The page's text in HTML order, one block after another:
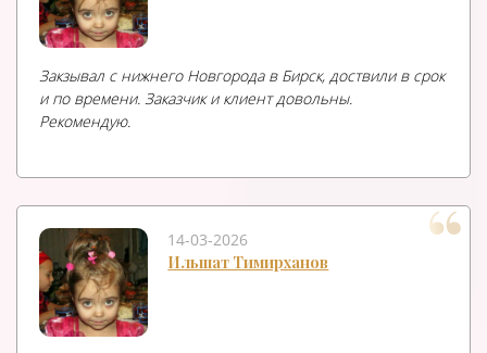
Закзывал с нижнего Новгорода в Бирск, доствили в срок
и по времени. Заказчик и клиент довольны.
Рекомендую.
14-03-2026
Ильшат Тимирханов